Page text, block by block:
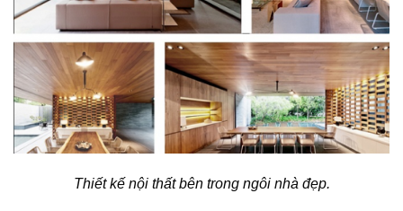
Thiết kế nội thất bên trong ngôi nhà đẹp.